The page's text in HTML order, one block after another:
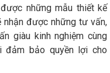
những mẫu thiết kế
được những tư vấn,
giàu kinh nghiệm cùng
đảm bảo quyền lợi cho